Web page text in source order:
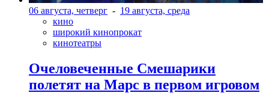
06 августа, четверг - 19 августа, среда
кино
широкий кинопрокат
кинотеатры
Очеловеченные Смешарики
полетят на Марс в первом игровом